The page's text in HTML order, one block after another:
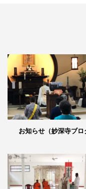
お知らせ（妙深寺ブロ